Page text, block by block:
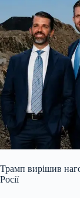
Трамп вирішив
Росії